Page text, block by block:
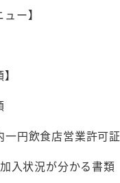
ー】
一円飲食店営業許可証
入状況が分かる書類